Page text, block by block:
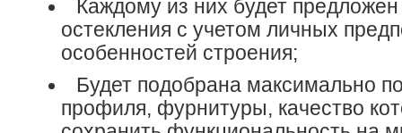
Каждому из них будет предложен
остекления с учетом личных
особенностей строения;
Будет подобрана максимально
профиля, фурнитуры, качество